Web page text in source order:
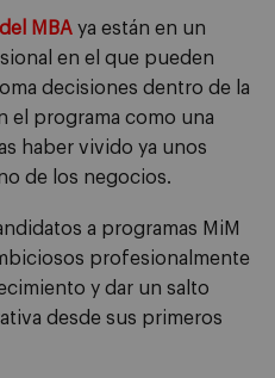
MBA ya están en un
en el que pueden
decisiones dentro de la
el programa como una
haber vivido ya unos
de los negocios.
a programas MiM
profesionalmente
y dar un salto
desde sus primeros